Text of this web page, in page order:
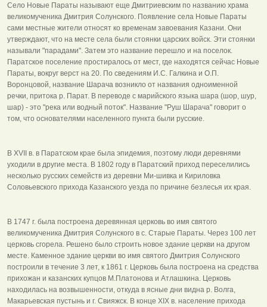
Село Новые Параты называют еще Дмитриевским по названию храма
великомученика Дмитрия Солунского. Появление села Новые Параты
сами местные жители относят ко временам завоевания Казани. Они
утверждают, что на месте села были стоянки царских войск. Эти стоянки
называли "парадами". Затем это название перешло и на поселок.
Паратское поселение простиралось от мест, где находятся сейчас Новые
Параты, вокруг верст на 20. По сведениям И.С. Галкина и О.П.
Воронцовой, название Шарача возникло от названия одноименной
речки, притока р. Парат. В переводе с марийского языка шара (шор, шур,
шар) - это "река или водный поток". Название "Руш Шарача" говорит о
том, что основателями населенного пункта были русские.
В XVII в. в Паратском крае была эпидемия, поэтому люди деревнями
уходили в другие места. В 1802 году в Паратский приход переселились
несколько русских семейств из деревни Ми-шивка и Кириловка
Соловьевского прихода Казанского уезда по причине безлесья их края.
В 1747 г. была построена деревянная церковь во имя святого
великомученика Дмитрия Солунского в с. Старые Параты. Через 100 лет
церковь сгорела. Решено было строить новое здание церкви на другом
месте. Каменное здание церкви во имя святого Дмитрия Солунского
построили в течение 3 лет, к 1861 г. Церковь была построена на средства
прихожан и казанских купцов М.Платонова и Атлашкина. Церковь
находилась на возвышенности, откуда в ясные дни видна р. Волга,
Макарьевская пустынь и г. Свияжск. В конце XIX в. население прихода